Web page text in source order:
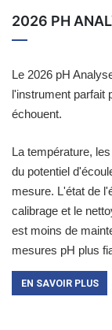
2026 PH
Le 2026 pH
l'instrument parfait
échouent.
La température,
du potentiel
mesure. L'état de
calibrage et le
est moins de
mesures pH plus
EN SAVOIR PLUS